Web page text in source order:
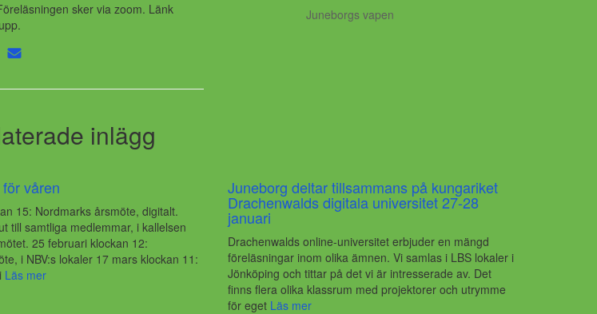
sker via zoom. Länk
Juneborgs vapen
inlägg
våren
15: Nordmarks årsmöte, digitalt.
till samtliga medlemmar, i kallelsen
25 februari klockan 12:
i NBV:s lokaler 17 mars klockan 11:
Läs mer
Juneborg deltar tillsammans på kungariket
Drachenwalds digitala universitet 27-28
januari
Drachenwalds online-universitet erbjuder en mängd
föreläsningar inom olika ämnen. Vi samlas i LBS lokaler i
Jönköping och tittar på det vi är intresserade av. Det
finns flera olika klassrum med projektorer och utrymme
för eget Läs mer